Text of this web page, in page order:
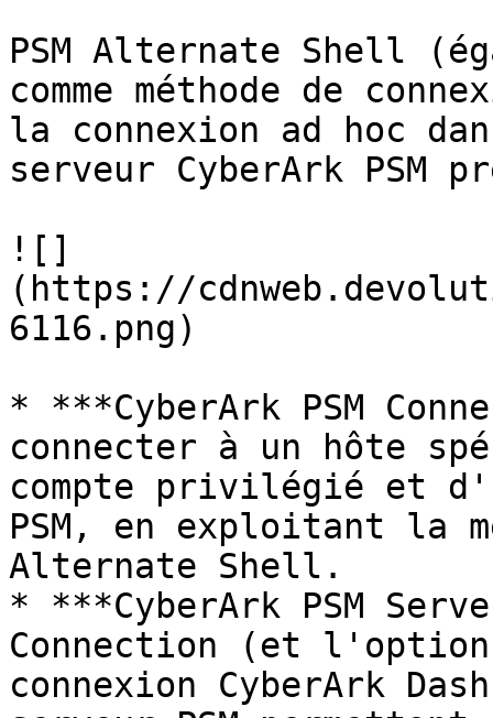
PSM Alternate Shell
comme méthode de
la connexion ad hoc
serveur CyberArk
![]
(https://
6116.png)
* ***CyberArk PSM
connecter à un hôte
compte privilégié et
PSM, en exploitant la
Alternate Shell.
* ***CyberArk PSM
Connection (et
connexion CyberArk